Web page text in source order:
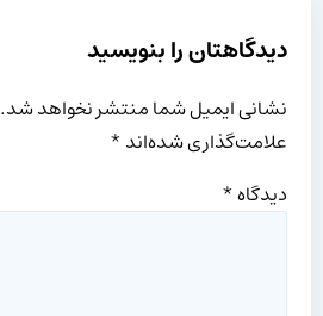
دیدگاهتان را بنویسید
نشانی ایمیل شما منتشر نخواهد شد.
علامت‌گذاری شده‌اند*
دیدگاه*